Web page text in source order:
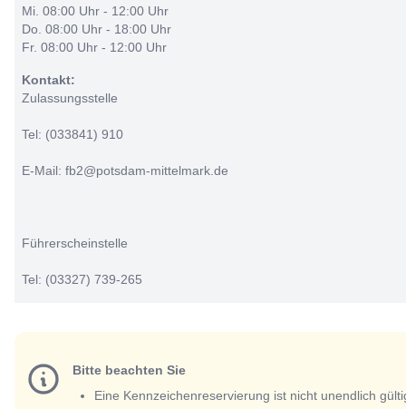
Mi. 08:00 Uhr - 12:00 Uhr
Do. 08:00 Uhr - 18:00 Uhr
Fr. 08:00 Uhr - 12:00 Uhr
Kontakt:
Zulassungsstelle
Tel: (033841) 910
E-Mail: fb2@potsdam-mittelmark.de
Führerscheinstelle
Tel: (03327) 739-265
Bitte beachten Sie
Eine Kennzeichenreservierung ist nicht unendlich